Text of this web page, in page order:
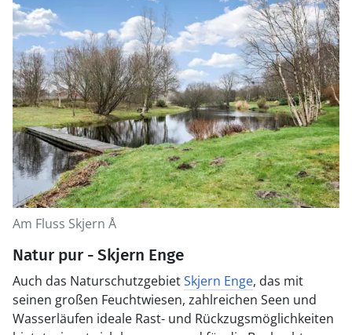
Am Fluss Skjern Å
Natur pur - Skjern Enge
Auch das NaturschutzgebietSkjern Enge, das mit
seinen großen Feuchtwiesen, zahlreichen Seen und
Wasserläufen ideale Rast- und Rückzugsmöglichkeiten